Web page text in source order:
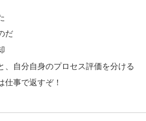
だ
、自分自身のプロセス評価を分ける
仕事で返すぞ！